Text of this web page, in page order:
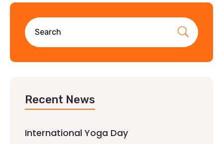
Recent News
International Yoga Day